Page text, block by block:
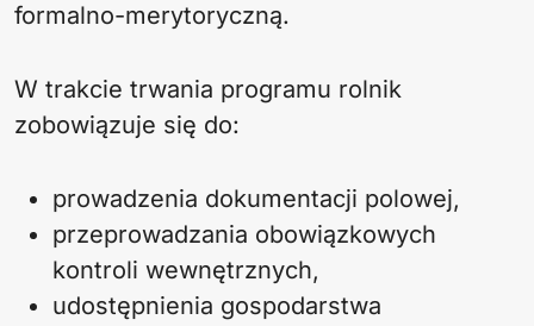
formalno-merytoryczną.
W trakcie trwania programu rolnik
zobowiązuje się do:
prowadzenia dokumentacji polowej,
przeprowadzania obowiązkowych
kontroli wewnętrznych,
udostępnienia gospodarstwa